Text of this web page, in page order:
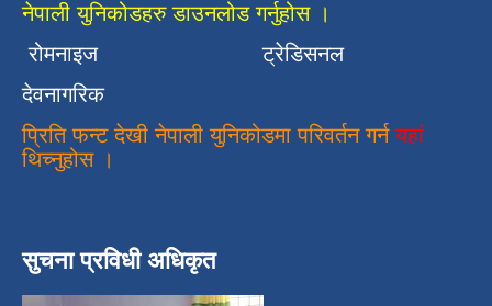
नेपाली युनिकोडहरु डाउनलोड गर्नुहोस ।
रोमनाइज
ट्रेडिसनल
देवनागरिक
प्रिति फन्ट देखी नेपाली युनिकोडमा परिवर्तन गर्न यहां
थिच्नुहोस ।
सुचना प्रविधी अधिकृत